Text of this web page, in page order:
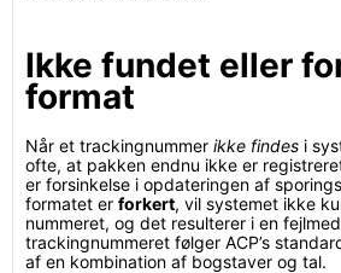
Ikke fundet eller
format
Når et trackingnummer ikke findes i
ofte, at pakken endnu ikke er
er forsinkelse i opdateringen af
formatet er forkert, vil systemet ikke
nummeret, og det resulterer i en
trackingnummeret følger ACP’s
af en kombination af bogstaver og tal.